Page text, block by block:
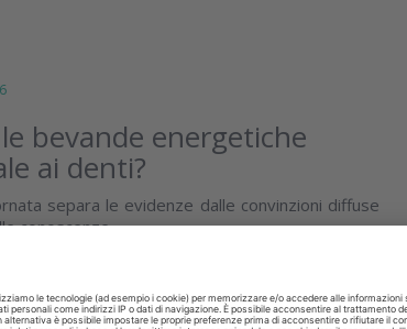
bevande energetiche
ai denti?
separa le evidenze dalle convinzioni diffuse
conoscenze